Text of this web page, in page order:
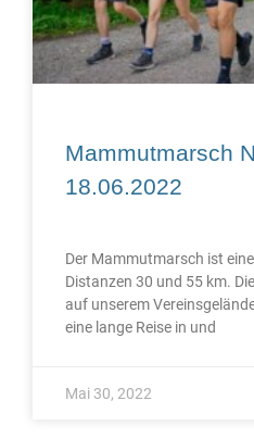
Mammutmarsch
18.06.2022
Der Mammutmarsch ist
Distanzen 30 und 55 km.
auf unserem
eine lange Reise in und
Mai 30, 2022